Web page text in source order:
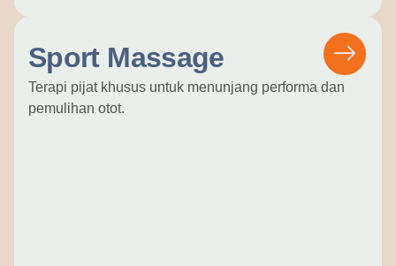
Sport Massage
Terapi pijat khusus untuk menunjang performa dan
pemulihan otot.